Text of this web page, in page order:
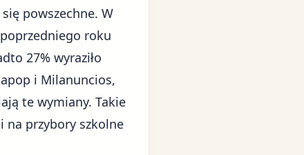
powszechne. W
roku
27% wyraziło
i Milanuncios,
te wymiany. Takie
na przybory szkolne